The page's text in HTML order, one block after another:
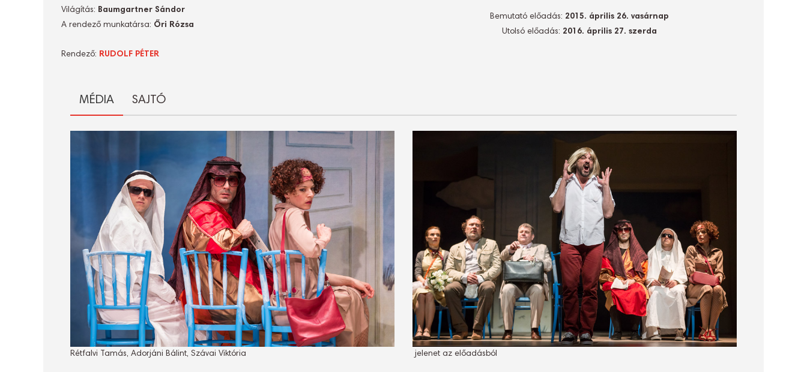
Világítás: Baumgartner Sándor
A rendező munkatársa: Őri Rózsa
Rendező: RUDOLF PÉTER
Bemutató előadás: 2015. április 26. vasárnap
Utolsó előadás: 2016. április 27. szerda
MÉDIA SAJTÓ
Rétfalvi Tamás, Adorjáni Bálint, Szávai Viktória jelenet az előadásból